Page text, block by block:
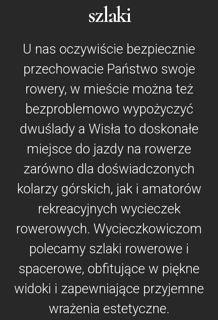
szlaki
U nas oczywiście bezpiecznie
przechowacie Państwo swoje
rowery, w mieście można też
bezproblemowo wypożyczyć
dwuślady a Wisła to doskonałe
miejsce do jazdy na rowerze
zarówno dla doświadczonych
kolarzy górskich, jak i amatorów
rekreacyjnych wycieczek
rowerowych. Wycieczkowiczom
polecamy szlaki rowerowe i
spacerowe, obfitujące w piękne
widoki i zapewniające przyjemne
wrażenia estetyczne.